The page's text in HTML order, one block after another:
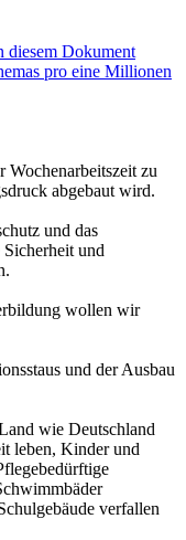
diesem Dokument
pro eine Millionen
Wochenarbeitszeit zu
abgebaut wird.
und das
und
wollen wir
und der Ausbau
wie Deutschland
leben, Kinder und
verfallen